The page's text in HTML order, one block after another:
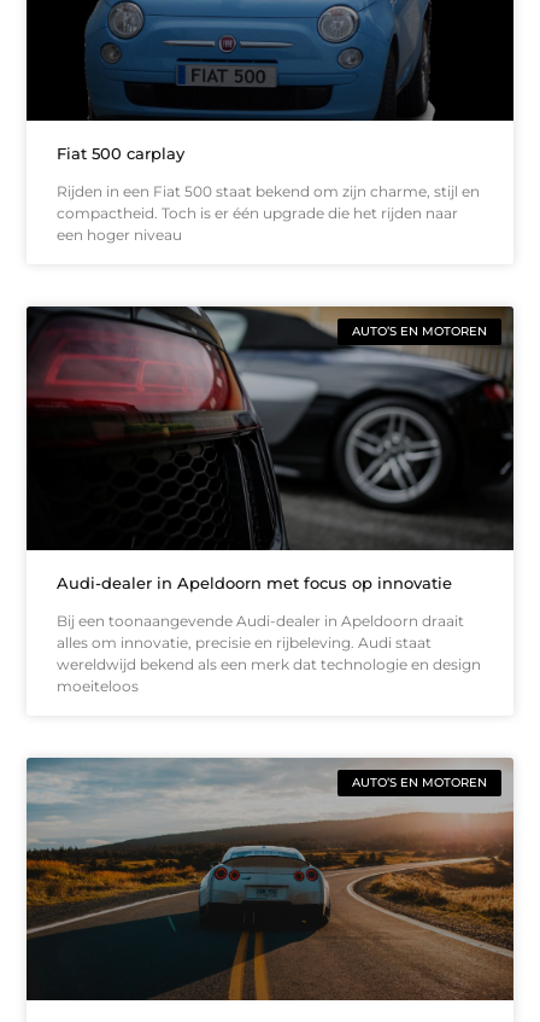
Fiat 500 carplay
Rijden in een Fiat 500 staat bekend om zijn charme, stijl en
compactheid. Toch is er één upgrade die het rijden naar
een hoger niveau
AUTO’S EN MOTOREN
Audi-dealer in Apeldoorn met focus op innovatie
Bij een toonaangevende Audi-dealer in Apeldoorn draait
alles om innovatie, precisie en rijbeleving. Audi staat
wereldwijd bekend als een merk dat technologie en design
moeiteloos
AUTO’S EN MOTOREN